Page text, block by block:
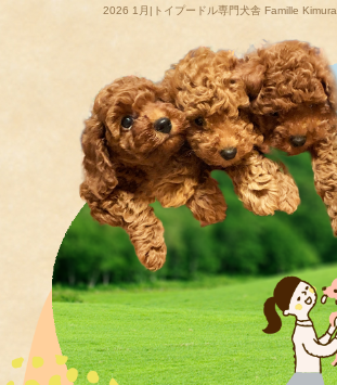
2026 1月|トイプードル専門犬舎 Famille Kimura